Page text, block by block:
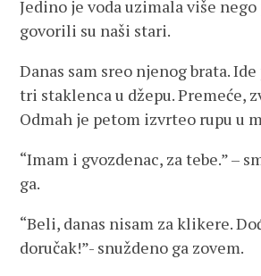
Jedino je voda uzimala više nego
govorili su naši stari.
Danas sam sreo njenog brata. Ide
tri staklenca u džepu. Premeće,
Odmah je petom izvrteo rupu u
“Imam i gvozdenac, za tebe.” –
ga.
“Beli, danas nisam za klikere.
doručak!”- snuždeno ga zovem.